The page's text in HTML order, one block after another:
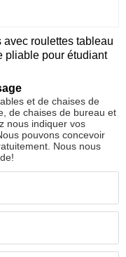
roulettes tableau
pliable pour étudiant
et de chaises de
de chaises de bureau et
nous indiquer vos
pouvons concevoir
Nous nous